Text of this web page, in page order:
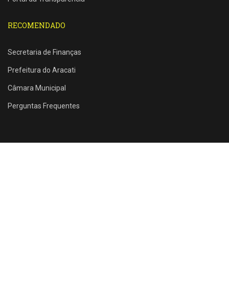
RECOMENDADO
Secretaria de Finanças
Prefeitura do Aracati
Câmara Municipal
Perguntas Frequentes